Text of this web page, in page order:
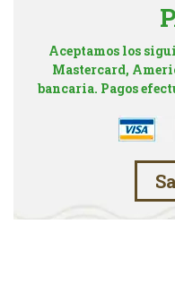
Aceptamos los
Mastercard,
bancaria. Pagos